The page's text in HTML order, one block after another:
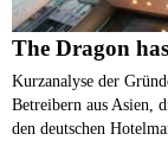
The Dragon
Kurzanalyse der
Betreibern aus Asien,
den deutschen